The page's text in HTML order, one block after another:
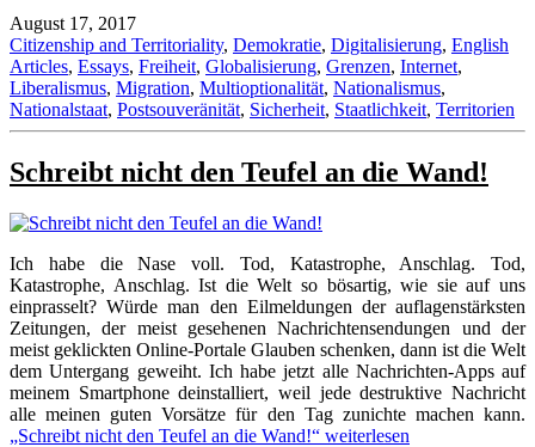
August 17, 2017
Citizenship and Territoriality, Demokratie, Digitalisierung, English
Articles, Essays, Freiheit, Globalisierung, Grenzen, Internet,
Liberalismus, Migration, Multioptionalität, Nationalismus,
Nationalstaat, Postsouveränität, Sicherheit, Staatlichkeit, Territorien
Schreibt nicht den Teufel an die Wand!
Ich habe die Nase voll. Tod, Katastrophe, Anschlag. Tod,
Katastrophe, Anschlag. Ist die Welt so bösartig, wie sie auf uns
einprasselt? Würde man den Eilmeldungen der auflagenstärksten
Zeitungen, der meist gesehenen Nachrichtensendungen und der
meist geklickten Online-Portale Glauben schenken, dann ist die Welt
dem Untergang geweiht. Ich habe jetzt alle Nachrichten-Apps auf
meinem Smartphone deinstalliert, weil jede destruktive Nachricht
alle meinen guten Vorsätze für den Tag zunichte machen kann.
„Schreibt nicht den Teufel an die Wand!“ weiterlesen